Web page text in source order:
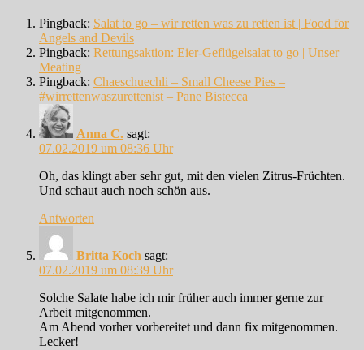
Pingback: Salat to go – wir retten was zu retten ist | Food for
Angels and Devils
Pingback: Rettungsaktion: Eier-Geflügelsalat to go | Unser
Meating
Pingback: Chaeschuechli – Small Cheese Pies –
#wirrettenwaszurettenist – Pane Bistecca
Anna C. sagt:
07.02.2019 um 08:36 Uhr
Oh, das klingt aber sehr gut, mit den vielen Zitrus-Früchten.
Und schaut auch noch schön aus.
Antworten
Britta Koch sagt:
07.02.2019 um 08:39 Uhr
Solche Salate habe ich mir früher auch immer gerne zur
Arbeit mitgenommen.
Am Abend vorher vorbereitet und dann fix mitgenommen.
Lecker!